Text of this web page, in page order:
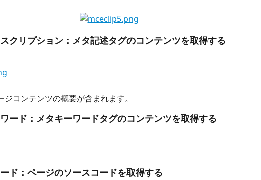
クリプション：メタ記述タグのコンテンツを取得する
ジコンテンツの概要が含まれます。
ード：メタキーワードタグのコンテンツを取得する
ド：ページのソースコードを取得する